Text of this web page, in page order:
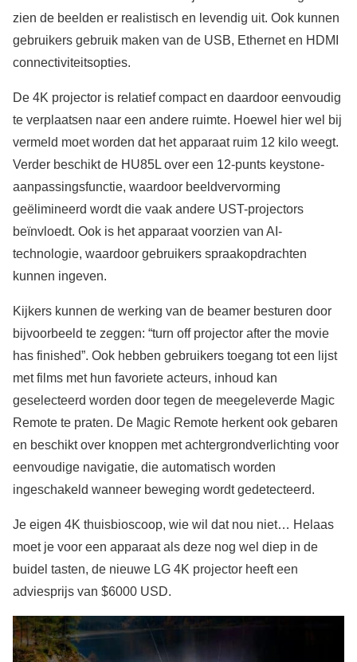
zien de beelden er realistisch en levendig uit. Ook kunnen
gebruikers gebruik maken van de USB, Ethernet en HDMI
connectiviteitsopties.
De 4K projector is relatief compact en daardoor eenvoudig
te verplaatsen naar een andere ruimte. Hoewel hier wel bij
vermeld moet worden dat het apparaat ruim 12 kilo weegt.
Verder beschikt de HU85L over een 12-punts keystone-
aanpassingsfunctie, waardoor beeldvervorming
geëlimineerd wordt die vaak andere UST-projectors
beïnvloedt. Ook is het apparaat voorzien van AI-
technologie, waardoor gebruikers spraakopdrachten
kunnen ingeven.
Kijkers kunnen de werking van de beamer besturen door
bijvoorbeeld te zeggen: “turn off projector after the movie
has finished”. Ook hebben gebruikers toegang tot een lijst
met films met hun favoriete acteurs, inhoud kan
geselecteerd worden door tegen de meegeleverde Magic
Remote te praten. De Magic Remote herkent ook gebaren
en beschikt over knoppen met achtergrondverlichting voor
eenvoudige navigatie, die automatisch worden
ingeschakeld wanneer beweging wordt gedetecteerd.
Je eigen 4K thuisbioscoop, wie wil dat nou niet… Helaas
moet je voor een apparaat als deze nog wel diep in de
buidel tasten, de nieuwe LG 4K projector heeft een
adviesprijs van $6000 USD.